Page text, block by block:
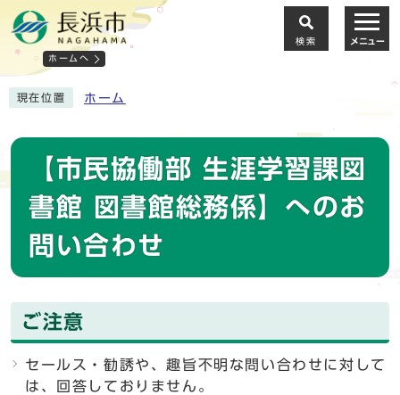
ホームへ
検索 メニュー
現在位置 ホーム
【市民協働部 生涯学習課図
書館 図書館総務係】へのお
問い合わせ
ご注意
セールス・勧誘や、趣旨不明な問い合わせに対して
は、回答しておりません。